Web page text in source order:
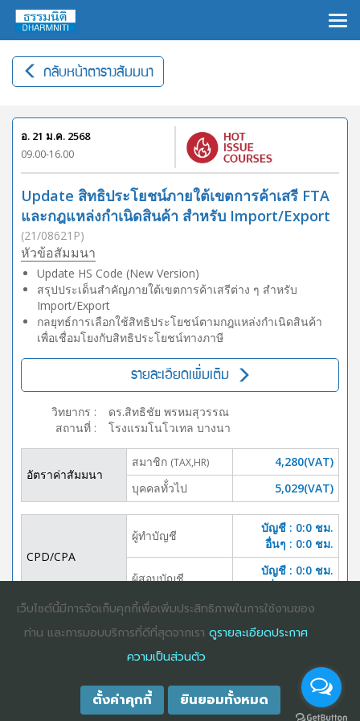
กลับหน้าตารางสัมมนา
อ. 21 ม.ค. 2568
09.00-16.00
Update สิทธิประโยชน์ภายใต้เขตการค้าเสรี FTA
และกฎแหล่งกำเนิดสินค้า สำหรับ Import/Export
(21/08621P)
หัวข้อสัมมนา
Update HS Code (New Version)
สรุปประเด็นสำคัญภายใต้เขตการค้าเสรีต่าง ๆ สำหรับ
Import/Export
กลยุทธ์การเลือกใช้สิทธิประโยชน์ตามกฎแหล่งกำเนิดสินค้า
เพื่อเชื่อมโยงกับสิทธิประโยชน์ทางภาษี
รายละเอียดเพิ่มเติม
วิทยากร :
ดร.สิทธิชัย พรหมสุวรรณ
สถานที่ : โรงแรมโนโวเทล บางนา
อัตราค่าสัมมนา
สมาชิก (TAX,HR)
4,280(VAT)
บุคคลทั้่วไป
5,029(VAT)
CPD/CPA
ผู้ทำบัญชี
บัญชี : 0:0 ชม.
อื่นๆ : 0:0 ชม.
ผู้สอบบัญชี
บัญชี : 0:0 ชม.
ปิดจอง
BROCHURE
COPYRIGHT ©2025DHARMNITI SEMINAR AND TRAINING CO., LTDALL
RIGHTS RESERVED. E-COMMERCIAL REGISTRATION 0105529026680
เว็บไซต์นี้มีการจัดเก็บคุกกี้เพื่อเพิ่มประสิทธิภาพในการใช้งานของ
ท่าน และการมอบบริการที่ดีที่สุดจากเรา ดูรายละเอียดประกาศ
ความเป็นส่วนตัว
ตั้งค่าคุกกี้ ยินยอมทั้งหมด
×